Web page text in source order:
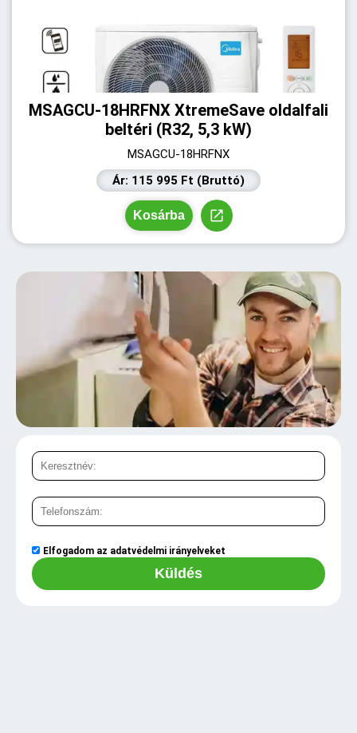
MSAGCU-18HRFNX XtremeSave oldalfali
beltéri (R32, 5,3 kW)
MSAGCU-18HRFNX
Ár: 115 995 Ft (Bruttó)
Kosárba
Elfogadom az adatvédelmi irányelveket
Küldés